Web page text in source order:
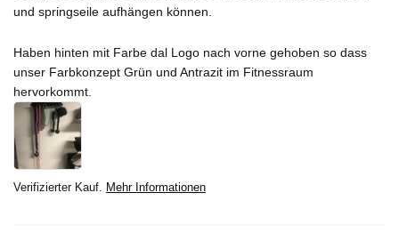
und springseile aufhängen können.
Haben hinten mit Farbe dal Logo nach vorne gehoben so dass
unser Farbkonzept Grün und Antrazit im Fitnessraum
hervorkommt.
Verifizierter Kauf. Mehr Informationen